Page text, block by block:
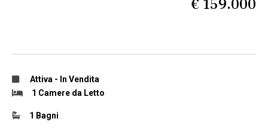
€ 159.000
Attiva - In Vendita
1 Camere da Letto
1 Bagni